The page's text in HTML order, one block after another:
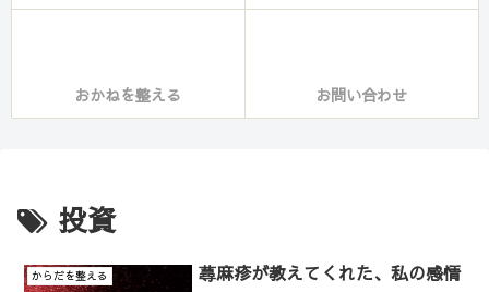
おかねを整える お問い合わせ
投資
からだを整える 蕁麻疹が教えてくれた、私の感情